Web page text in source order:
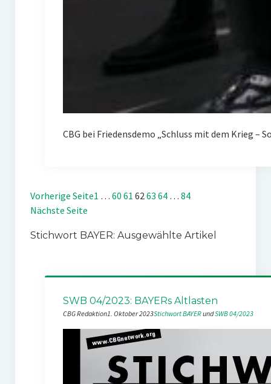
CBG bei Friedensdemo „Schluss mit dem Krieg
Vorherige Seite1 … 60 61 62 63 64 … 84
Nächste Seite
Stichwort BAYER: Ausgewählte Artikel
SWB 04/2023: BAYERs Altlasten
CBG Redaktion1. Oktober 2023Stichwort BAYER und SWB 04/2023